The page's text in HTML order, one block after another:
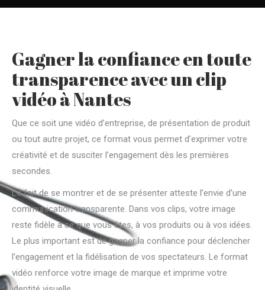
Gagner la confiance en toute
transparence avec un clip
vidéo à Nantes
Que ce soit une vidéo d’entreprise, de présentation de produit
ou tout autre projet, ce format vous permet d’exprimer votre
créativité et de susciter l’engagement dès les premières
secondes.
Le fait de se montrer et de se présenter atteste l’envie d’une
communication transparente. Dans vos clips, votre image
reste fidèle à ce que vous êtes, à vos produits ou à vos idées.
Le plus important est de gagner la confiance pour déclencher
l’engagement et la fidélisation de vos spectateurs. Le format
vidéo renforce votre image de marque et imprime votre